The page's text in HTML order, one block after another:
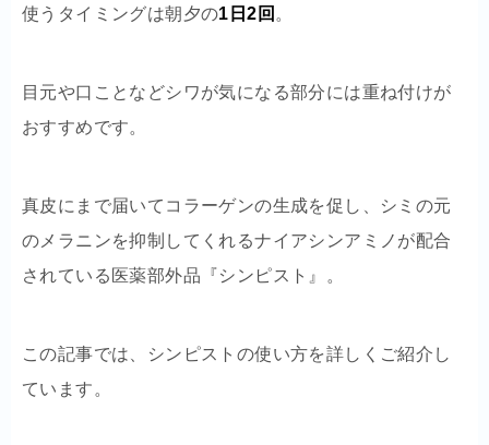
使うタイミングは朝夕の1日2回 。
目元や口ことなどシワが気になる部分には重ね付けが
おすすめです。
真皮にまで届いてコラーゲンの生成を促し、シミの元
のメラニンを抑制してくれるナイアシンアミノが配合
されている医薬部外品『シンピスト』。
この記事では、シンピストの使い方を詳しくご紹介し
ています。